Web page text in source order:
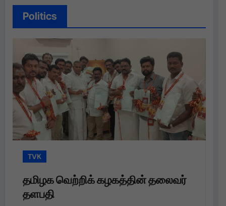
Politics
தமிழக வெற்றிக் கழகத்தின் தலைவர்
தளபதி